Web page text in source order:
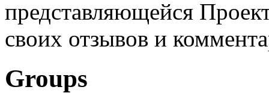
представляющейся
своих отзывов и
Groups